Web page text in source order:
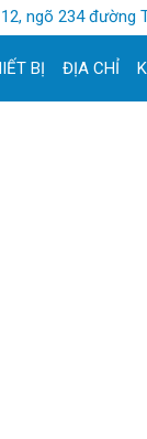
ngõ 234 đường
BỊ ĐỊA CHỈ